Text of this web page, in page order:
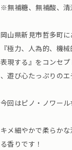
※無補糖、無補酸、清
岡山県新見市哲多町
『極力、人為的、機
表現する』をコンセプ
、遊び心たっぷりの
今回はピノ・ノワー
キメ細やかで柔らか
る香りです！